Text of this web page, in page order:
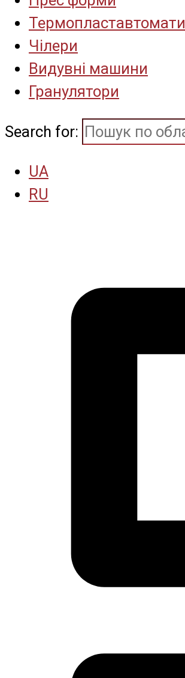
Термопластавтомати
Чілери
Видувні машини
Гранулятори
Search for:
UA
RU